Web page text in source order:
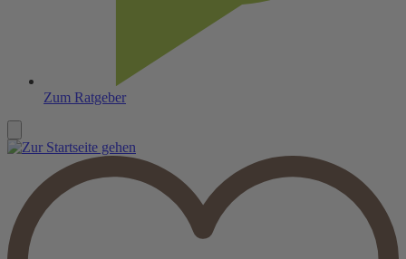
Zum Ratgeber